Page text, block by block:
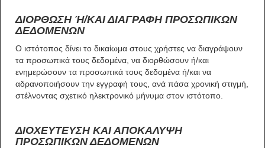
ΔΙΟΡΘΩΣΗ Ή/ΚΑΙ ΔΙΑΓΡΑΦΗ ΠΡΟΣΩΠΙΚΩΝ
ΔΕΔΟΜΕΝΩΝ
Ο ιστότοπος δίνει το δικαίωμα στους χρήστες να διαγράψουν
τα προσωπικά τους δεδομένα, να διορθώσουν ή/και
ενημερώσουν τα προσωπικά τους δεδομένα ή/και να
αδρανοποιήσουν την εγγραφή τους, ανά πάσα χρονική στιγμή,
στέλνοντας σχετικό ηλεκτρονικό μήνυμα στον ιστότοπο.
ΔΙΟΧΕΥΤΕΥΣΗ ΚΑΙ ΑΠΟΚΑΛΥΨΗ
ΠΡΟΣΩΠΙΚΩΝ ΔΕΔΟΜΕΝΩΝ